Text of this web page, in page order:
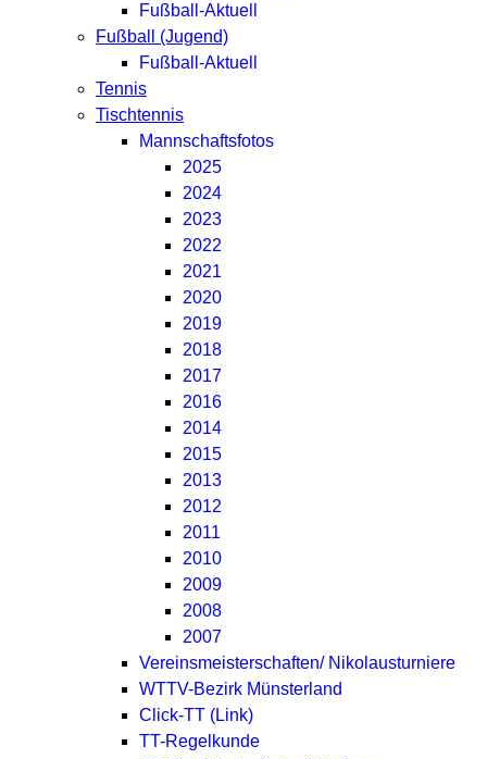
Fußball-Aktuell
Fußball (Jugend)
Fußball-Aktuell
Tennis
Tischtennis
Mannschaftsfotos
2025
2024
2023
2022
2021
2020
2019
2018
2017
2016
2014
2015
2013
2012
2011
2010
2009
2008
2007
Vereinsmeisterschaften/ Nikolausturniere
WTTV-Bezirk Münsterland
Click-TT (Link)
TT-Regelkunde